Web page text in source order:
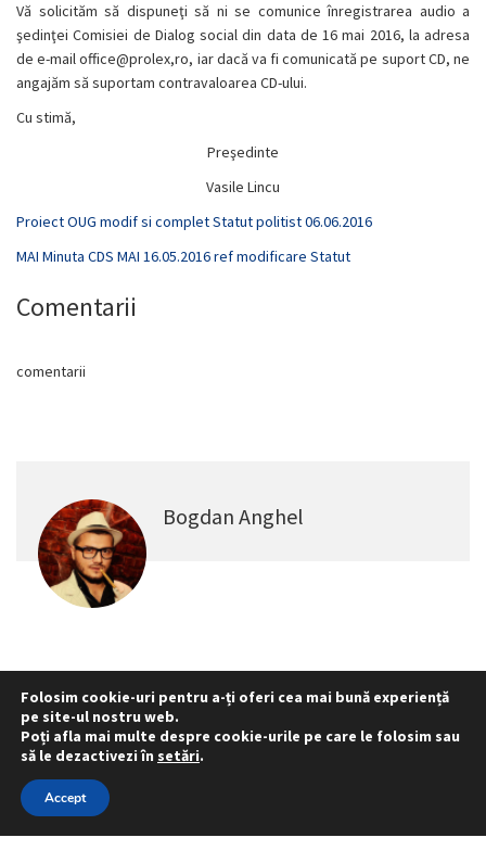
Vă solicităm să dispuneţi să ni se comunice înregistrarea audio a
şedinţei Comisiei de Dialog social din data de 16 mai 2016, la adresa
de e-mail office@prolex,ro, iar dacă va fi comunicată pe suport CD, ne
angajăm să suportam contravaloarea CD-ului.
Cu stimă,
Preşedinte
Vasile Lincu
Proiect OUG modif si complet Statut politist 06.06.2016
MAI Minuta CDS MAI 16.05.2016 ref modificare Statut
Comentarii
comentarii
Bogdan Anghel
Statut
Reprezentativitate M.A.I.
Reprezentativitate I.G.P.R. și I.P.J.-uri
Politica folosirii cookie-urilor
© 2015 - 2022 S.N. PRO LEX.
Folosim cookie-uri pentru a-ți oferi cea mai bună experiență
pe site-ul nostru web.
Poți afla mai multe despre cookie-urile pe care le folosim sau
să le dezactivezi în setări.
Accept